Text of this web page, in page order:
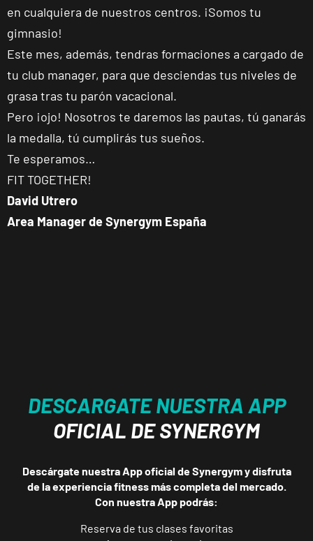
CLUB
Tilos
53, Palma de
Mallorca,
Mallorca
Catarroja
Universitat
Av. Diputació,
20, Catarroja,
en cualquiera de nuestros centros. ¡Somos tu
gimnasio!
Este mes, además, tendras formaciones a cargado de
tu club manager, para que desciendas tus niveles de
grasa tras tu parón vacacional.
Pero ¡ojo! Nosotros te daremos las pautas, tú ganarás
la medalla, tú cumplirás tus sueños.
Te esperamos…
FIT TOGETHER!
David Utrero
Area Manager de Synergym España
DESCARGATE NUESTRA APP
OFICIAL DE SYNERGYM
Descárgate nuestra App oficial de Synergym y disfruta
de la experiencia fitness más completa del mercado.
Con nuestra App podrás:
Reserva de tus clases favoritas